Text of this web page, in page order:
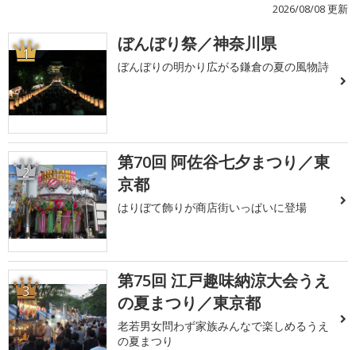
2026/08/08 更新
1 ぼんぼり祭／神奈川県
ぼんぼりの明かり広がる鎌倉の夏の風物詩
2
第70回 阿佐谷七夕まつり／東
京都
はりぼて飾りが商店街いっぱいに登場
3
第75回 江戸趣味納涼大会うえ
の夏まつり／東京都
老若男女問わず家族みんなで楽しめるうえ
の夏まつり